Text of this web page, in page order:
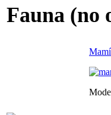
Fauna (no